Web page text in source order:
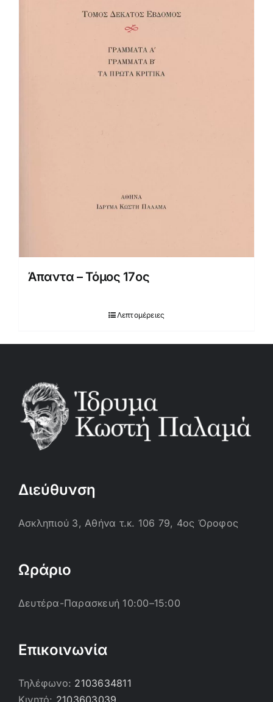
Άπαντα – Τόμος 17ος
Λεπτομέρειες
Διεύθυνση
Ασκληπιού 3, Αθήνα τ.κ. 106 79, 4ος Όροφος
Ωράριο
Δευτέρα-Παρασκευή 10:00–15:00
Επικοινωνία
Τηλέφωνο: 2103634811